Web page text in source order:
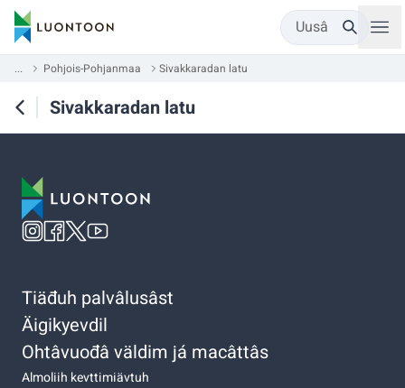
Uusâ
... Pohjois-Pohjanmaa Sivakkaradan latu
Sivakkaradan latu
Tiäđuh palvâlusâst
Äigikyevdil
Ohtâvuođâ väldim já macâttâs
Almoliih kevttimiävtuh